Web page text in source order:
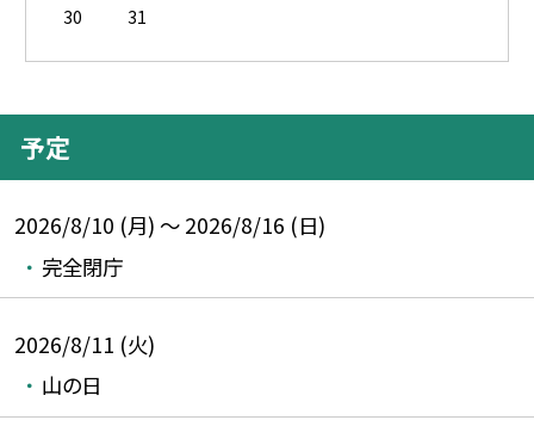
30
31
予定
2026/8/10 (月) ～ 2026/8/16 (日)
完全閉庁
2026/8/11 (火)
山の日